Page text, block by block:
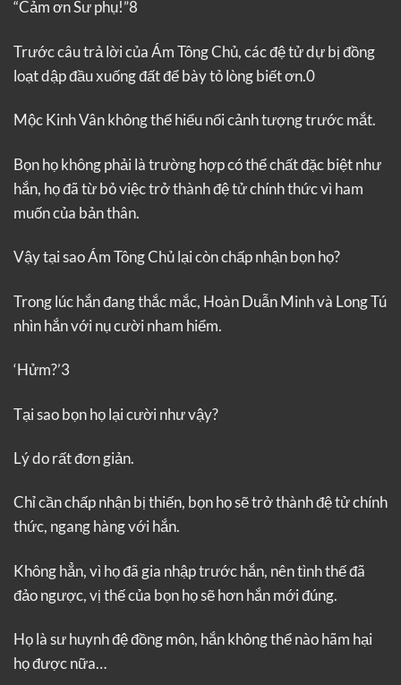
“Cảm ơn Sư phụ!”8
Trước câu trả lời của Ám Tông Chủ, các đệ tử dự bị đồng
loạt dập đầu xuống đất để bày tỏ lòng biết ơn.0
Mộc Kinh Vân không thể hiểu nổi cảnh tượng trước mắt.
Bọn họ không phải là trường hợp có thể chất đặc biệt như
hắn, họ đã từ bỏ việc trở thành đệ tử chính thức vì ham
muốn của bản thân.
Vậy tại sao Ám Tông Chủ lại còn chấp nhận bọn họ?
Trong lúc hắn đang thắc mắc, Hoàn Duẫn Minh và Long Tú
nhìn hắn với nụ cười nham hiểm.
‘Hửm?’3
Tại sao bọn họ lại cười như vậy?
Lý do rất đơn giản.
Chỉ cần chấp nhận bị thiến, bọn họ sẽ trở thành đệ tử chính
thức, ngang hàng với hắn.
Không hẳn, vì họ đã gia nhập trước hắn, nên tình thế đã
đảo ngược, vị thế của bọn họ sẽ hơn hắn mới đúng.
Họ là sư huynh đệ đồng môn, hắn không thể nào hãm hại
họ được nữa…